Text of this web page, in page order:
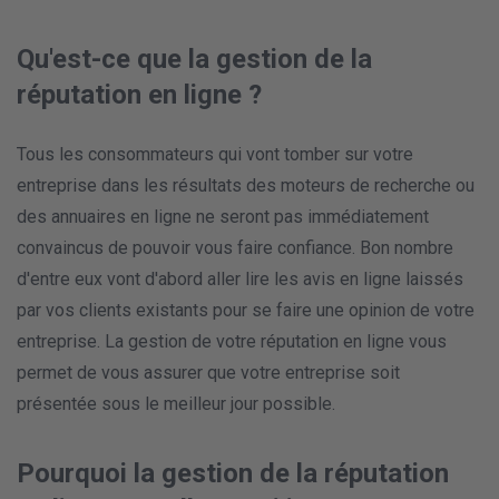
Qu'est-ce que la gestion de la
réputation en ligne ?
Tous les consommateurs qui vont tomber sur votre
entreprise dans les résultats des moteurs de recherche ou
des annuaires en ligne ne seront pas immédiatement
convaincus de pouvoir vous faire confiance. Bon nombre
d'entre eux vont d'abord aller lire les avis en ligne laissés
par vos clients existants pour se faire une opinion de votre
entreprise. La gestion de votre réputation en ligne vous
permet de vous assurer que votre entreprise soit
présentée sous le meilleur jour possible.
Pourquoi la gestion de la réputation